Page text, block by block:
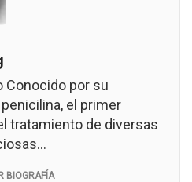
Conocido por su
el primer
tratamiento de diversas
BIOGRAFÍA